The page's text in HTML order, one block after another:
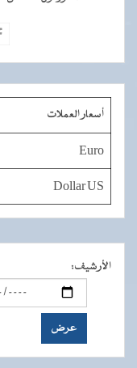
أسعار العملات
Euro
Dollar US
الأرشيف: